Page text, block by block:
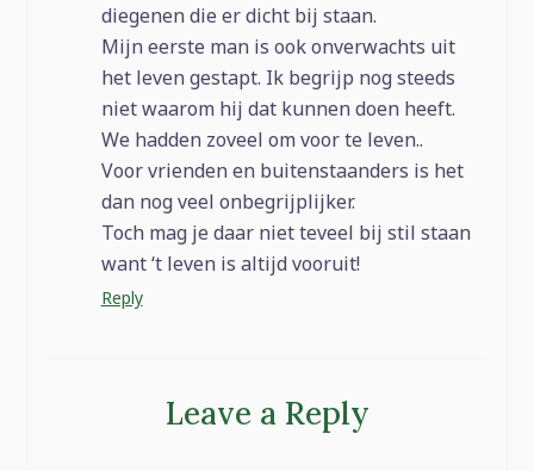
diegenen die er dicht bij staan.
Mijn eerste man is ook onverwachts uit
het leven gestapt. Ik begrijp nog steeds
niet waarom hij dat kunnen doen heeft.
We hadden zoveel om voor te leven..
Voor vrienden en buitenstaanders is het
dan nog veel onbegrijplijker.
Toch mag je daar niet teveel bij stil staan
want ‘t leven is altijd vooruit!
Reply
Leave a Reply